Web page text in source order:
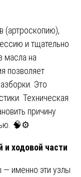
(артроскопию),
и тщательно
масла на
позволяет
Это
Техническая
причину
🧠⚙️
и ходовой части
— именно эти узлы